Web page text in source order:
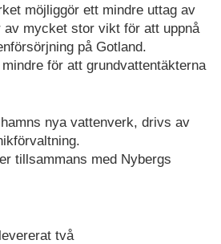
möjliggör ett mindre uttag av
av mycket stor vikt för att uppnå
på Gotland.
för att grundvattentäkterna
nya vattenverk, drivs av
tillsammans med Nybergs
två